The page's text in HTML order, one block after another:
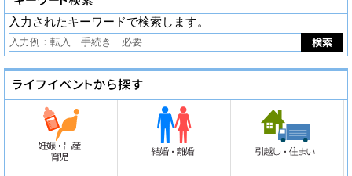
入力されたキーワードで検索します。